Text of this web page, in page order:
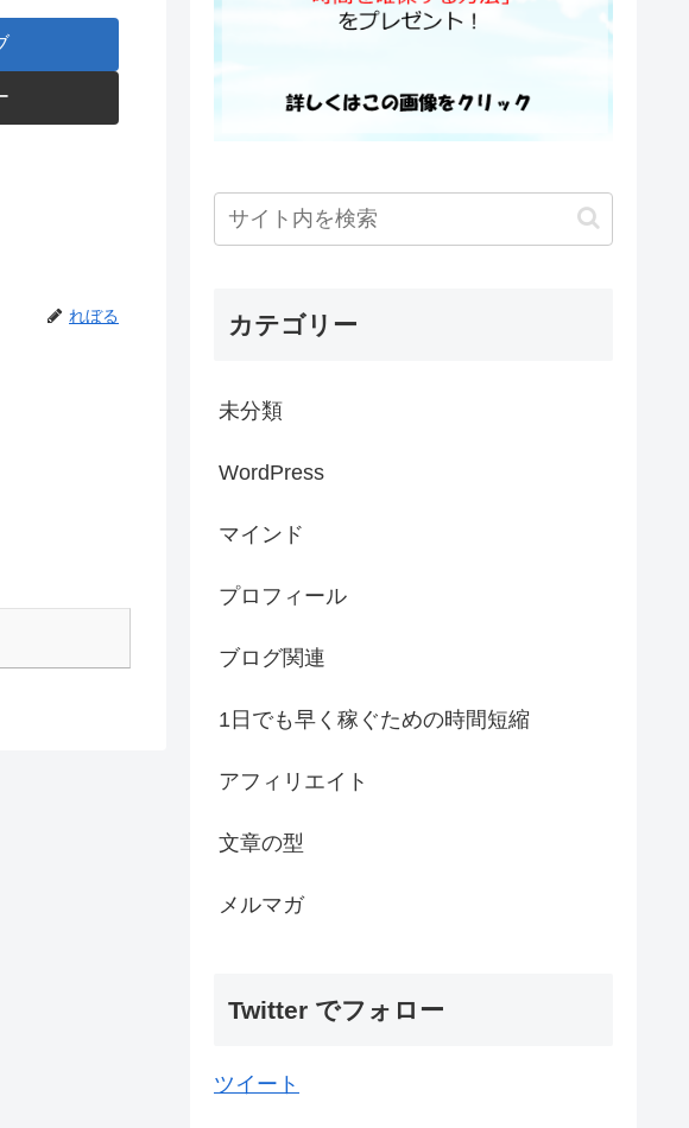
れぼる カテゴリー
未分類
WordPress
マインド
プロフィール
ブログ関連
1日でも早く稼ぐための時間短縮
アフィリエイト
文章の型
メルマガ
Twitter でフォロー
ツイート